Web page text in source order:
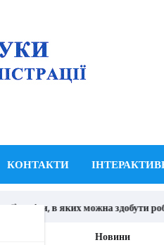
КОНТАКТИ
освіти, в яких можна здобути
Новини